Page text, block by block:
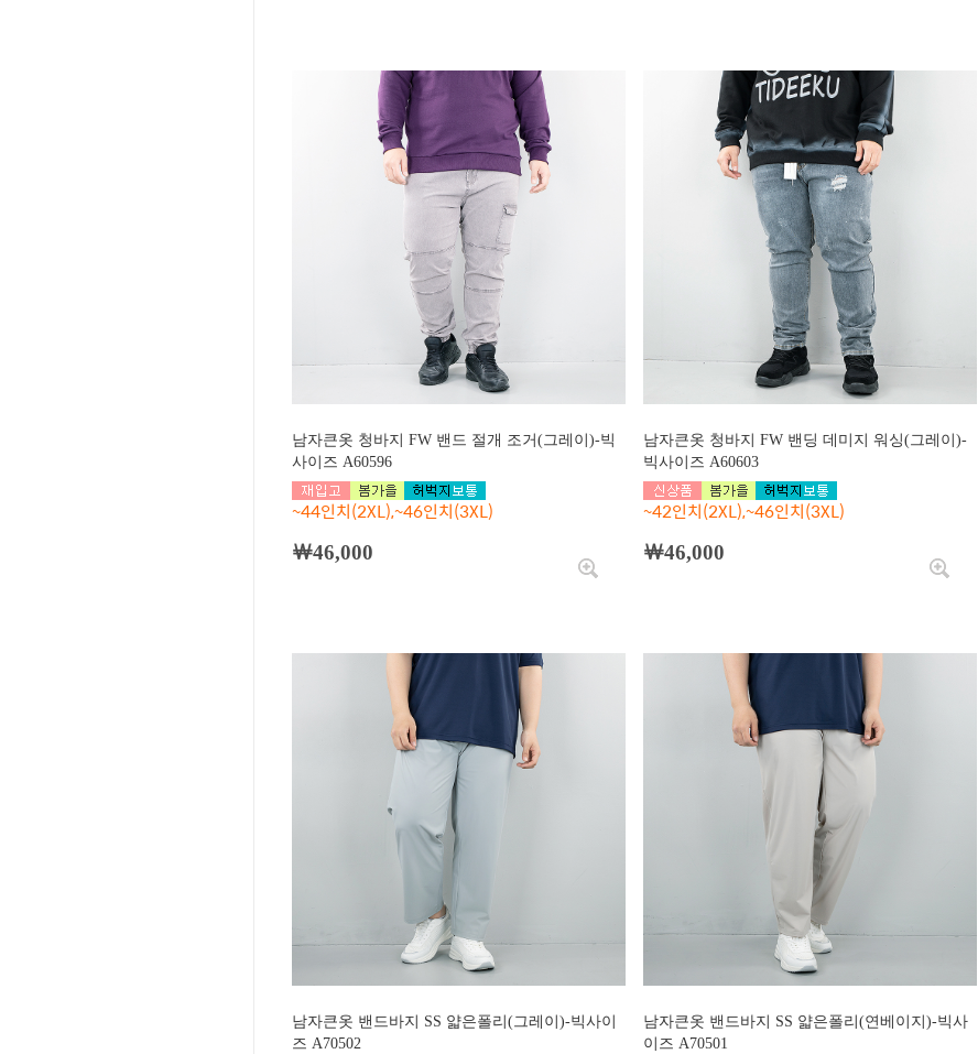
남자큰옷 청바지 FW 밴드 절개 조거(그레이)-빅
사이즈 A60596
~44인치(2XL),~46인치(3XL)
￦46,000
남자큰옷 청바지 FW 밴딩 데미지 워싱(그레이)-
빅사이즈 A60603
~42인치(2XL),~46인치(3XL)
￦46,000
남자큰옷 밴드바지 SS 얇은폴리(그레이)-빅사이
즈 A70502
남자큰옷 밴드바지 SS 얇은폴리(연베이지)-빅사
이즈 A70501